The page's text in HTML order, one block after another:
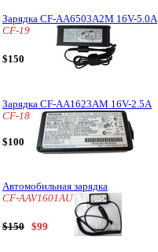
Зарядка CF-AA6503A2M 16V-5.0A
CF-19
$150
Зарядка CF-AA1623AM 16V-2.5A
CF-18
$100
Автомобильная зарядка
CF-AAV1601AU
$150 $99